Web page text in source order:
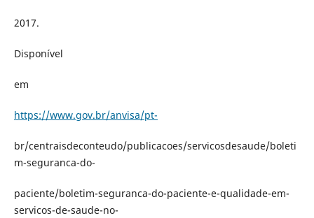
2017.
Disponível
em
https://www.gov.br/anvisa/pt-
br/centraisdeconteudo/publicacoes/servicosdesaude/boleti
m-seguranca-do-
paciente/boletim-seguranca-do-paciente-e-qualidade-em-
servicos-de-saude-no-